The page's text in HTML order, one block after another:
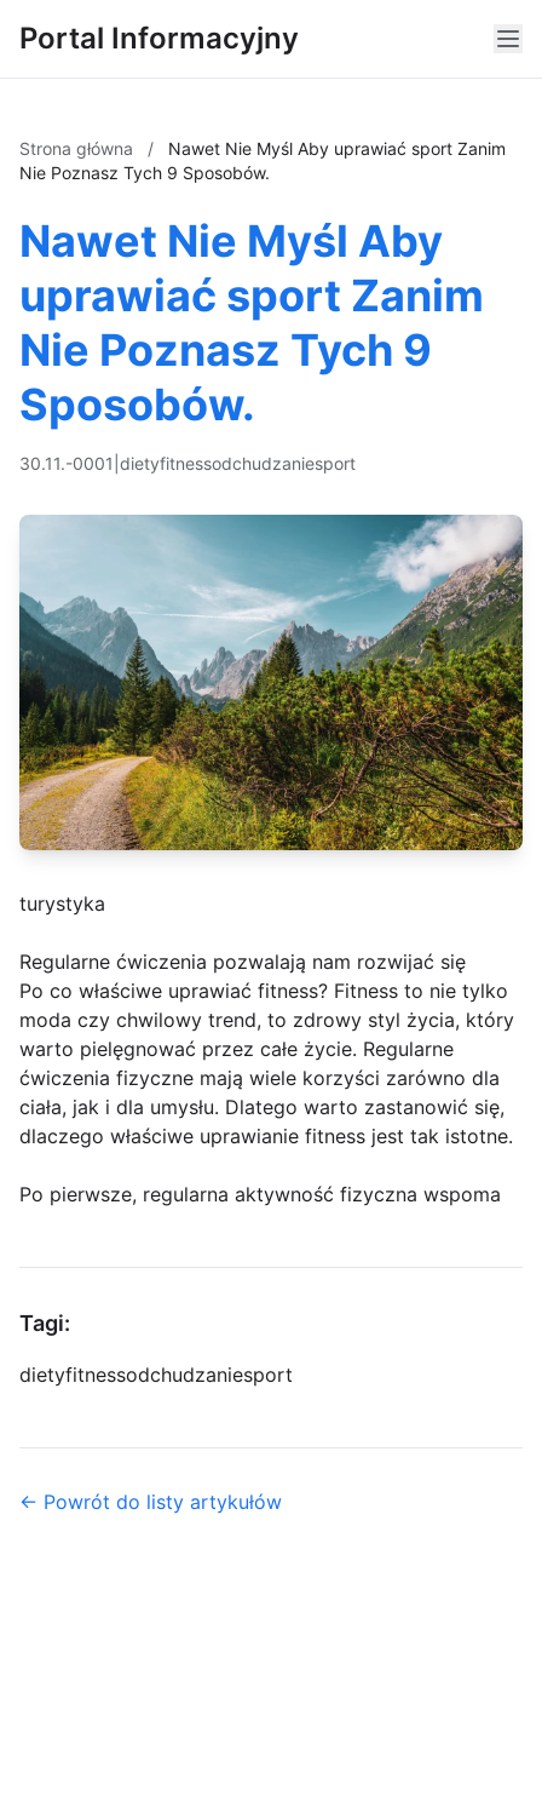
Portal Informacyjny
Strona główna /
Nawet Nie Myśl Aby uprawiać sport Zanim
Nie Poznasz Tych 9 Sposobów.
Nawet Nie Myśl Aby
uprawiać sport Zanim
Nie Poznasz Tych 9
Sposobów.
30.11.-0001 dietyfitnessodchudzaniesport
turystyka
Regularne ćwiczenia pozwalają nam rozwijać się
Po co właściwe uprawiać fitness? Fitness to nie tylko
moda czy chwilowy trend, to zdrowy styl życia, który
warto pielęgnować przez całe życie. Regularne
ćwiczenia fizyczne mają wiele korzyści zarówno dla
ciała, jak i dla umysłu. Dlatego warto zastanowić się,
dlaczego właściwe uprawianie fitness jest tak istotne.
Po pierwsze, regularna aktywność fizyczna wspoma
Tagi:
dietyfitnessodchudzaniesport
← Powrót do listy artykułów